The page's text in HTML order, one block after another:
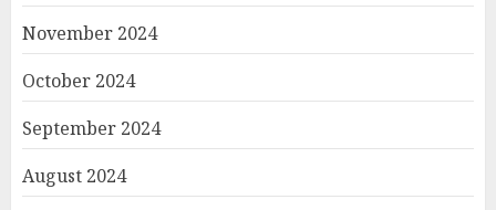
November 2024
October 2024
September 2024
August 2024